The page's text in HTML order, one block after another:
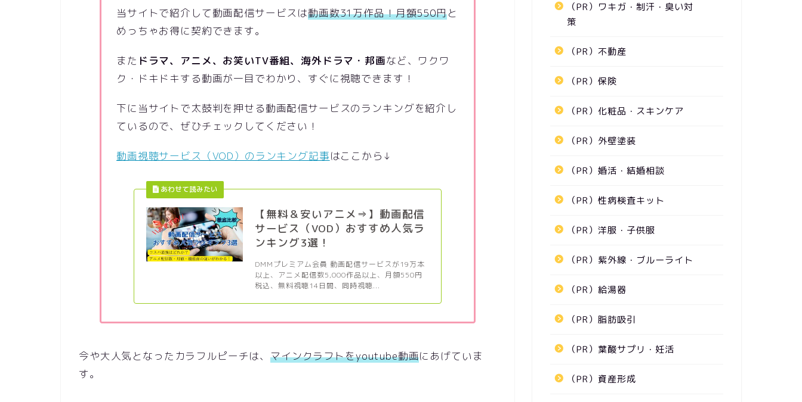
当サイトで紹介して動画配信サービスは動画数31万作品！月額550円と
めっちゃお得に契約できます。
また ドラマ、アニメ、お笑いTV番組、海外ドラマ・邦画など、ワクワ
ク・ドキドキする動画が一目でわかり、すぐに視聴できます！
下に当サイトで太鼓判を押せる動画配信サービスのランキングを紹介し
ているので、ぜひチェックしてください！
動画視聴サービス（VOD）のランキング記事はここから↓
【無料＆安いアニメ⇒】動画配信
サービス（VOD）おすすめ人気ラ
ンキング3選！
DMMプレミアム会員 動画配信サービスが19万本
以上、アニメ配信数5,000作品以上、月額550円
税込、無料視聴14日間、同時視聴...
今や大人気となったカラフルピーチは、マインクラフトをyoutube動画にあげていま
す。
（PR）ワキガ・制汗・臭い対
策
（PR）不動産
（PR）保険
（PR）化粧品・スキンケア
（PR）外壁塗装
（PR）婚活・結婚相談
（PR）性病検査キット
（PR）洋服・子供服
（PR）紫外線・ブルーライト
（PR）給湯器
（PR）脂肪吸引
（PR）葉酸サプリ・妊活
（PR）資産形成